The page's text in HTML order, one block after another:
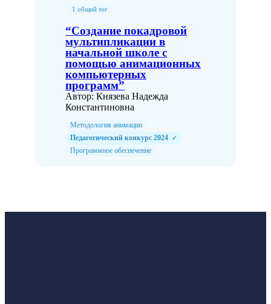
1 общий тег
“Создание покадровой
мультипликации в
начальной школе с
помощью анимационных
компьютерных
программ”
Автор: Князева Надежда
Константиновна
Методология анимации
Педагогический конкурс 2024
✓
Программное обеспечение